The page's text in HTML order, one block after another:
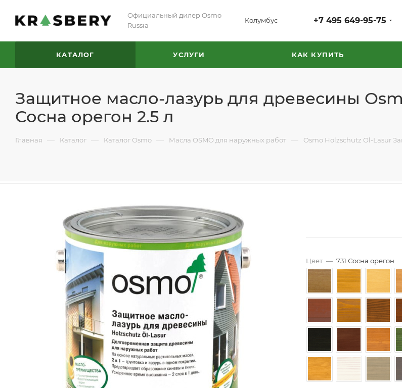
Официальный дилер Osmo
Russia
Колумбус +7 495 649-95-75
КАТАЛОГ УСЛУГИ КАК КУПИТЬ
Защитное масло-лазурь для древесины
Сосна орегон 2.5 л
Главная — Каталог — Каталог Osmo — Масла OSMO для наружных работ — Osmo Holzschutz Ol-Lasur
Цвет — 731 Сосна орегон